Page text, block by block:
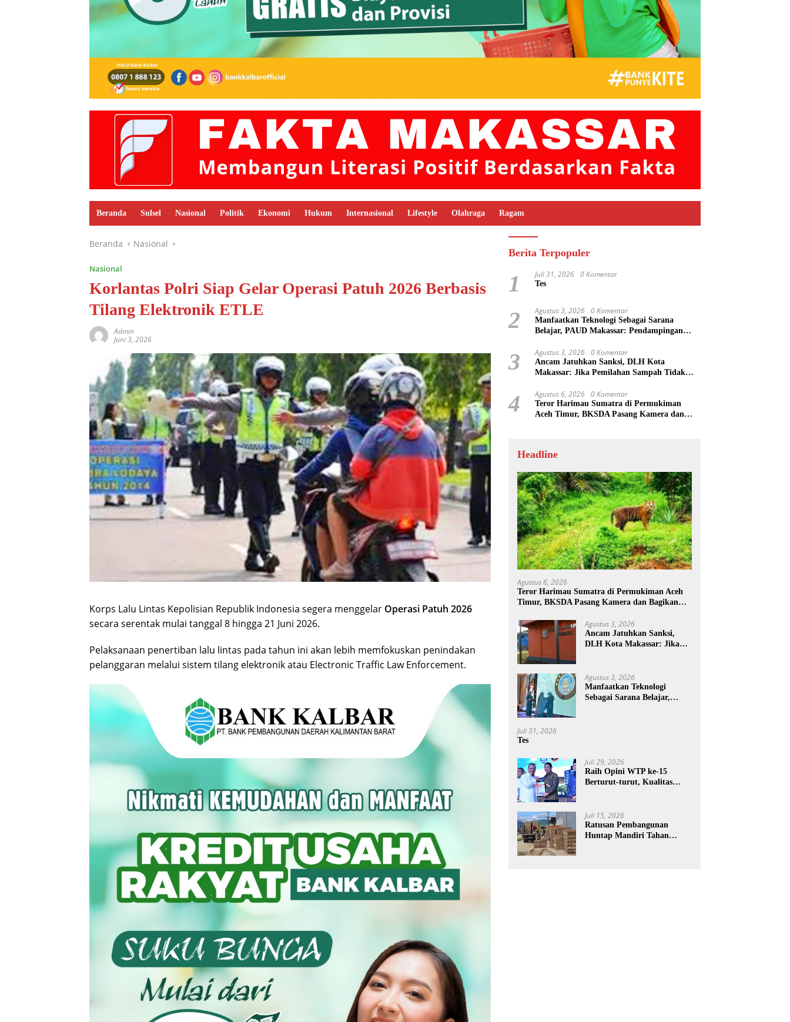
Beranda Sulsel Nasional Politik Ekonomi Hukum Internasional Lifestyle Olahraga Ragam
Beranda Nasional
Nasional
Korlantas Polri Siap Gelar Operasi Patuh 2026 Berbasis
Tilang Elektronik ETLE
Admin
Juni 3, 2026
Korps Lalu Lintas Kepolisian Republik Indonesia segera menggelar Operasi Patuh 2026
secara serentak mulai tanggal 8 hingga 21 Juni 2026.
Pelaksanaan penertiban lalu lintas pada tahun ini akan lebih memfokuskan penindakan
pelanggaran melalui sistem tilang elektronik atau Electronic Traffic Law Enforcement.
Berita Terpopuler
1 Juli 31, 2026 0 Komentar
Tes
2 Agustus 3, 2026 0 Komentar
Manfaatkan Teknologi Sebagai Sarana
Belajar, PAUD Makassar: Pendampingan
3 Agustus 3, 2026 0 Komentar
Ancam Jatuhkan Sanksi, DLH Kota
Makassar: Jika Pemilahan Sampah Tidak
4 Agustus 6, 2026 0 Komentar
Teror Harimau Sumatra di Permukiman
Aceh Timur, BKSDA Pasang Kamera dan
Headline
Agustus 6, 2026
Teror Harimau Sumatra di Permukiman Aceh
Timur, BKSDA Pasang Kamera dan Bagikan
Agustus 3, 2026
Ancam Jatuhkan Sanksi,
DLH Kota Makassar: Jika
Agustus 3, 2026
Manfaatkan Teknologi
Sebagai Sarana Belajar,
Juli 31, 2026
Tes
Juli 29, 2026
Raih Opini WTP ke-15
Berturut-turut, Kualitas
Juli 15, 2026
Ratusan Pembangunan
Huntap Mandiri Tahan